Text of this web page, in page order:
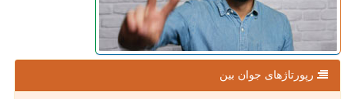
رپورتاژهای جوان بین